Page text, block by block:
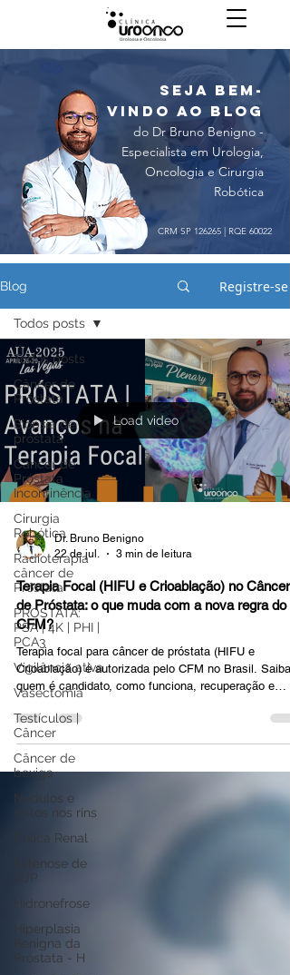
seja bem-
vindo ao blog
do Dr Bruno Benigno -
Especialista em Urologia,
Oncologia e Cirurgia
Robótica
CRM SP 126265 | RQE 60022
Blog Registre-se
Todos posts
Câncer de
Próstata
Biópsia de
próstata
Câncer de
Próstata
Incontinência
Cirurgia
Robótica
Radioterapia
câncer de
Próstata
PROSTATA:
PSA | 4K | PHI |
PCA3
Vigilância ativa
Vasectomia
Testículos |
Câncer
Câncer de
bexiga
Nódulos e
cistos nos rins
Cólica Renal
Estenose de
JUP
Hidronefrose
Hiperplasia
Benigna da
Próstata - H
Todos posts
Load video
Dr. Bruno Benigno
22 de jul.
3 min de leitura
Terapia Focal (HIFU e Crioablação) no Câncer
de Próstata: o que muda com a nova regra do
CFM?
Terapia focal para câncer de próstata (HIFU e
Crioablação) é autorizada pelo CFM no Brasil. Saiba
quem é candidato, como funciona, recuperação e
Onco.